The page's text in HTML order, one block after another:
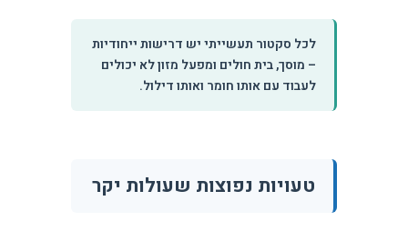
לכל סקטור תעשייתי יש דרישות ייחודיות
– מוסך, בית חולים ומפעל מזון לא יכולים
לעבוד עם אותו חומר ואותו דילול.
טעויות נפוצות שעולות יקר